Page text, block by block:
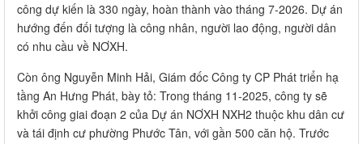
công dự kiến là 330 ngày, hoàn thành vào tháng 7-2026. Dự án
hướng đến đối tượng là công nhân, người lao động, người dân
có nhu cầu về NƠXH.
Còn ông Nguyễn Minh Hải, Giám đốc Công ty CP Phát triển hạ
tầng An Hưng Phát, bày tỏ: Trong tháng 11-2025, công ty sẽ
khởi công giai đoạn 2 của Dự án NƠXH NXH2 thuộc khu dân cư
và tái định cư phường Phước Tân, với gần 500 căn hộ. Trước